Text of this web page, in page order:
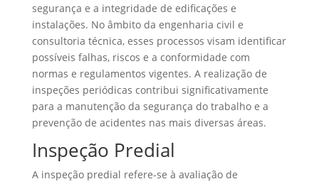
segurança e a integridade de edificações e
instalações. No âmbito da engenharia civil e
consultoria técnica, esses processos visam identificar
possíveis falhas, riscos e a conformidade com
normas e regulamentos vigentes. A realização de
inspeções periódicas contribui significativamente
para a manutenção da segurança do trabalho e a
prevenção de acidentes nas mais diversas áreas.
Inspeção Predial
A inspeção predial refere-se à avaliação de